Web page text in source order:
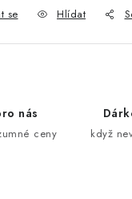
se Hlídat
nás
ceny
když